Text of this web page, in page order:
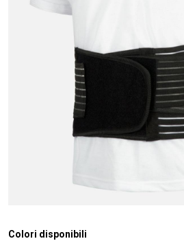
Colori disponibili